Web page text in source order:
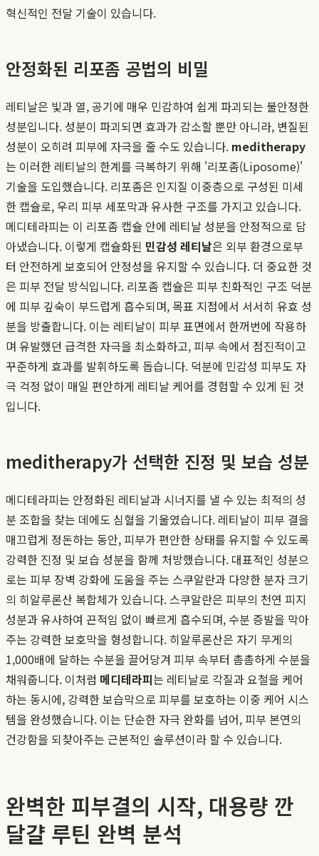
혁신적인 전달 기술이 있습니다.
안정화된 리포좀 공법의 비밀
레티날은 빛과 열, 공기에 매우 민감하여 쉽게 파괴되는 불안정한
성분입니다. 성분이 파괴되면 효과가 감소할 뿐만 아니라, 변질된
성분이 오히려 피부에 자극을 줄 수도 있습니다. meditherapy
는 이러한 레티날의 한계를 극복하기 위해 '리포좀(Liposome)'
기술을 도입했습니다. 리포좀은 인지질 이중층으로 구성된 미세
한 캡슐로, 우리 피부 세포막과 유사한 구조를 가지고 있습니다.
메디테라피는 이 리포좀 캡슐 안에 레티날 성분을 안정적으로 담
아냈습니다. 이렇게 캡슐화된 민감성 레티날은 외부 환경으로부
터 안전하게 보호되어 안정성을 유지할 수 있습니다. 더 중요한 것
은 피부 전달 방식입니다. 리포좀 캡슐은 피부 친화적인 구조 덕분
에 피부 깊숙이 부드럽게 흡수되며, 목표 지점에서 서서히 유효 성
분을 방출합니다. 이는 레티날이 피부 표면에서 한꺼번에 작용하
며 유발했던 급격한 자극을 최소화하고, 피부 속에서 점진적이고
꾸준하게 효과를 발휘하도록 돕습니다. 덕분에 민감성 피부도 자
극 걱정 없이 매일 편안하게 레티날 케어를 경험할 수 있게 된 것
입니다.
meditherapy가 선택한 진정 및 보습 성분
메디테라피는 안정화된 레티날과 시너지를 낼 수 있는 최적의 성
분 조합을 찾는 데에도 심혈을 기울였습니다. 레티날이 피부 결을
매끄럽게 정돈하는 동안, 피부가 편안한 상태를 유지할 수 있도록
강력한 진정 및 보습 성분을 함께 처방했습니다. 대표적인 성분으
로는 피부 장벽 강화에 도움을 주는 스쿠알란과 다양한 분자 크기
의 히알루론산 복합체가 있습니다. 스쿠알란은 피부의 천연 피지
성분과 유사하여 끈적임 없이 빠르게 흡수되며, 수분 증발을 막아
주는 강력한 보호막을 형성합니다. 히알루론산은 자기 무게의
1,000배에 달하는 수분을 끌어당겨 피부 속부터 촘촘하게 수분을
채워줍니다. 이처럼 메디테라피는 레티날로 각질과 요철을 케어
하는 동시에, 강력한 보습막으로 피부를 보호하는 이중 케어 시스
템을 완성했습니다. 이는 단순한 자극 완화를 넘어, 피부 본연의
건강함을 되찾아주는 근본적인 솔루션이라 할 수 있습니다.
완벽한 피부결의 시작, 대용량 깐
달걀 루틴 완벽 분석